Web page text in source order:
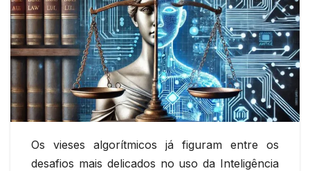
Os vieses algorítmicos já figuram entre os
desafios mais delicados no uso da Inteligência